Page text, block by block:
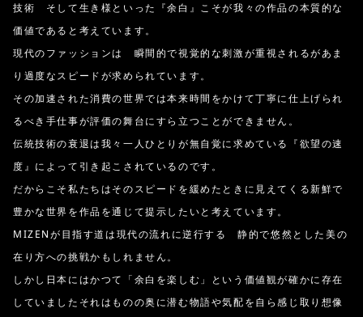
技術 そして生き様といった『余白』こそが我々の作品の本質的な
価値であると考えています。
現代のファッションは 瞬間的で視覚的な刺激が重視されるがあま
り過度なスピードが求められています。
その加速された消費の世界では本来時間をかけて丁寧に仕上げられ
るべき手仕事が評価の舞台にすら立つことができません。
伝統技術の衰退は我々一人ひとりが無自覚に求めている『欲望の速
度』によって引き起こされているのです。
だからこそ私たちはそのスピードを緩めたときに見えてくる新鮮で
豊かな世界を作品を通じて提示したいと考えています。
MIZENが目指す道は現代の流れに逆行する 静的で悠然とした美の
在り方への挑戦かもしれません。
しかし日本にはかつて「余白を楽しむ」という価値観が確かに存在
していましたそれはものの奥に潜む物語や気配を自ら感じ取り想像